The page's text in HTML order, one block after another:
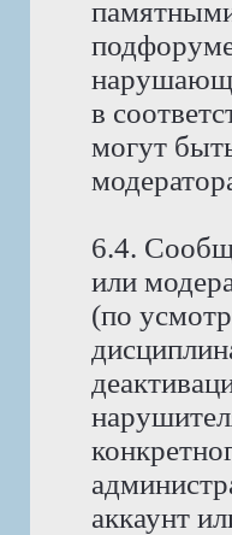
в
могут
6.4.
или
(по
аккаунт